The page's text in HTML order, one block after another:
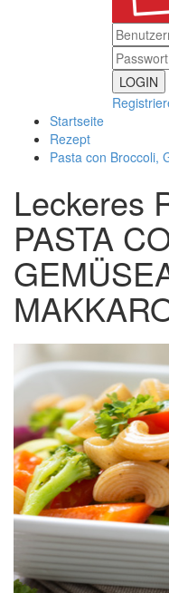
LOGIN
Startseite
Rezept
Pasta con Broccoli,
Leckeres
PASTA